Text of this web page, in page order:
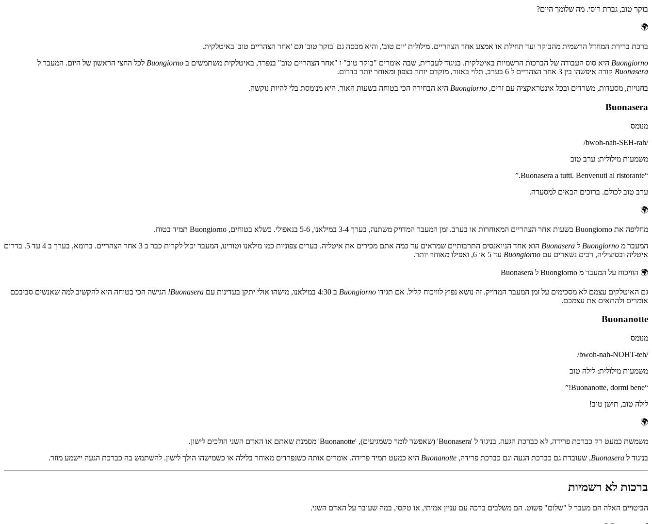
בוקר טוב, גברת רוסי. מה שלומך היום?
🌍
ברכת ברירת המחדל הרשמית מהבוקר ועד תחילת או אמצע אחר הצהריים. מילולית 'יום טוב', והיא מכסה גם 'בוקר טוב' וגם 'אחר הצהריים טוב' באיטלקית.
Buongiorno היא סוס העבודה של הברכות הרשמיות באיטלקית. בניגוד לעברית, שבה אומרים "בוקר טוב" ו "אחר הצהריים טוב" בנפרד, באיטלקית משתמשים ב Buongiorno לכל החצי הראשון של היום. המעבר ל
Buonasera קורה איפשהו בין 3 אחר הצהריים ל 6 בערב, תלוי באזור, מוקדם יותר בצפון ומאוחר יותר בדרום.
בחנויות, מסעדות, משרדים ובכל אינטראקציה עם זרים, Buongiorno היא הבחירה הכי בטוחה בשעות האור. היא מנומסת בלי להיות נוקשה.
Buonasera
מנומס
/
bwoh-nah-SEH-rah
/
משמעות מילולית: ערב טוב
“
Buonasera a tutti. Benvenuti al ristorante.
”
ערב טוב לכולם. ברוכים הבאים למסעדה.
🌍
מחליפה את Buongiorno בשעות אחר הצהריים המאוחרות או בערב. זמן המעבר המדויק משתנה, בערך 3-4 במילאנו, 5-6 בנאפולי. כשלא בטוחים, Buongiorno תמיד בטוח.
המעבר מ Buongiorno ל Buonasera
הוא אחד הניואנסים התרבותיים שמראים עד כמה אתם מכירים את איטליה. בערים צפוניות כמו מילאנו וטורינו, המעבר יכול לקרות כבר ב 3 אחר הצהריים. ברומא, בערך ב 4 עד 5. בדרום
איטליה ובסיציליה, רבים נשארים עם Buongiorno עד 5 או 6, ואפילו מאוחר יותר.
🌍 הוויכוח על המעבר מ Buongiorno ל Buonasera
גם האיטלקים עצמם לא מסכימים על זמן המעבר המדויק. זה נושא נפוץ לוויכוח קליל. אם תגידו Buongiorno ב 4:30 במילאנו, מישהו אולי יתקן בעדינות עם Buonasera!
הגישה הכי בטוחה היא להקשיב למה שאנשים סביבכם
אומרים ולהתאים את עצמכם.
Buonanotte
מנומס
/
bwoh-nah-NOHT-teh
/
משמעות מילולית: לילה טוב
“
Buonanotte, dormi bene!
”
לילה טוב, תישן טוב!
🌍
משמשת כמעט רק כברכת פרידה, לא כברכת הגעה. בניגוד ל 'Buonasera' (שאפשר לומר כשמגיעים), 'Buonanotte' מסמנת שאתם או האדם השני הולכים לישון.
בניגוד ל Buonasera, שעובדת גם כברכת הגעה וגם כברכת פרידה, Buonanotte היא כמעט תמיד פרידה. אומרים אותה כשנפרדים מאוחר בלילה או כשמישהו הולך לישון. להשתמש בה כברכת הגעה יישמע מוזר.
ברכות לא רשמיות
הביטויים האלה הם מעבר ל "שלום" פשוט. הם משלבים ברכה עם עניין אמיתי, או טקסי, במה שעובר על האדם השני.